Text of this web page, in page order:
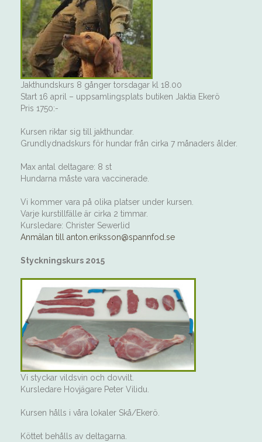
Jakthundskurs 8 gånger torsdagar kl 18.00
Start 16 april – uppsamlingsplats butiken Jaktia Ekerö
Pris 1750:-
Kursen riktar sig till jakthundar.
Grundlydnadskurs för hundar från cirka 7 månaders ålder.
Max antal deltagare: 8 st
Hundarna måste vara vaccinerade.
Vi kommer vara på olika platser under kursen.
Varje kurstillfälle är cirka 2 timmar.
Kursledare: Christer Sewerlid
Anmälan till anton.eriksson@spannfod.se
Styckningskurs 2015
Vi styckar vildsvin och dovvilt.
Kursledare Hovjägare Peter Vilidu.
Kursen hålls i våra lokaler Skå/Ekerö.
Köttet behålls av deltagarna.